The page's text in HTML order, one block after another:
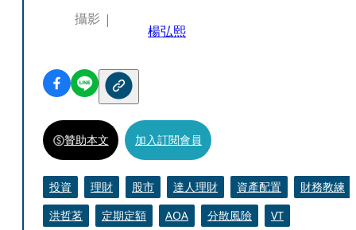
攝影
楊弘熙
贊助本文 加入訂閱會員
投資 理財 股市 達人理財 資產配置
財務教練
洪哲茗
定期定額 AOA 分散風險 VT